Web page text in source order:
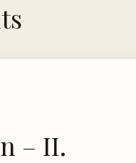
– II.